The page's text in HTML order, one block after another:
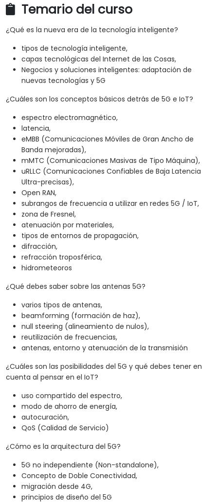
Temario del curso
¿Qué es la nueva era de la tecnología inteligente?
tipos de tecnología inteligente,
capas tecnológicas del Internet de las Cosas,
Negocios y soluciones inteligentes: adaptación de
nuevas tecnologías y 5G
¿Cuáles son los conceptos básicos detrás de 5G e IoT?
espectro electromagnético,
latencia,
eMBB (Comunicaciones Móviles de Gran Ancho de
Banda mejoradas),
mMTC (Comunicaciones Masivas de Tipo Máquina),
uRLLC (Comunicaciones Confiables de Baja Latencia
Ultra-precisas),
Open RAN,
subrangos de frecuencia a utilizar en redes 5G / IoT,
zona de Fresnel,
atenuación por materiales,
tipos de entornos de propagación,
difracción,
refracción troposférica,
hidrometeoros
¿Qué debes saber sobre las antenas 5G?
varios tipos de antenas,
beamforming (formación de haz),
null steering (alineamiento de nulos),
reutilización de frecuencias,
antenas, entorno y atenuación de la transmisión
¿Cuáles son las posibilidades del 5G y qué debes tener en
cuenta al pensar en el IoT?
uso compartido del espectro,
modo de ahorro de energía,
autocuración,
QoS (Calidad de Servicio)
¿Cómo es la arquitectura del 5G?
5G no independiente (Non-standalone),
Concepto de Doble Conectividad,
migración desde 4G,
principios de diseño del 5G